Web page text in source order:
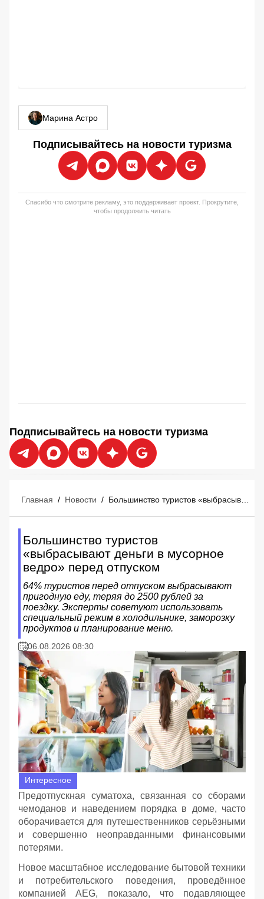
Марина Астро
Подписывайтесь на новости туризма
Спасибо что смотрите рекламу, это поддерживает проект. Прокрутите,
чтобы продолжить читать
Подписывайтесь на новости туризма
Главная / Новости /
Большинство туристов
«выбрасывают деньги в мусорное
ведро» перед отпуском
64% туристов перед отпуском выбрасывают
пригодную еду, теряя до 2500 рублей за
поездку. Эксперты советуют использовать
специальный режим в холодильнике, заморозку
продуктов и планирование меню.
06.08.2026 08:30
Интересное
Предотпускная суматоха, связанная со сборами
чемоданов и наведением порядка в доме, часто
оборачивается для путешественников серьёзными
и совершенно неоправданными финансовыми
потерями.
Новое масштабное исследование бытовой техники
и потребительского поведения, проведённое
компанией AEG, показало, что подавляющее